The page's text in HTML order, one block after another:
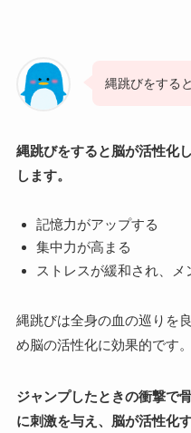
縄跳びをする
縄跳びをすると脳が活性化
します。
記憶力がアップする
集中力が高まる
ストレスが緩和され、メ
縄跳びは全身の血の巡りを
め脳の活性化に効果的です。
ジャンプしたときの衝撃で
に刺激を与え、脳が活性化